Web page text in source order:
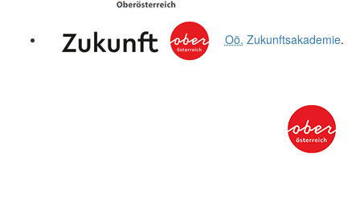
Oö. Zukunftsakademie.